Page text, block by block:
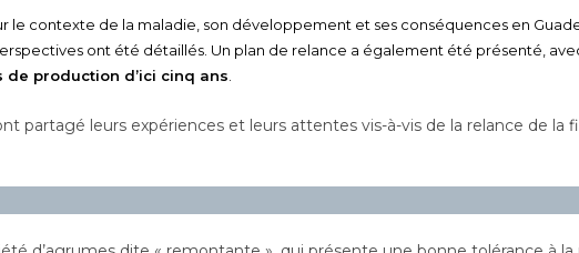
le contexte de la maladie, son développement et ses conséquences en
ont été détaillés. Un plan de relance a également été présenté,
production d’ici cinq ans.
partagé leurs expériences et leurs attentes vis-à-vis de la relance de la